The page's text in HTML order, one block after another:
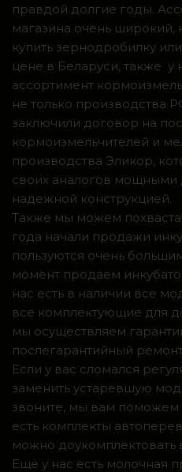
правдой долгие годы.
магазина очень
купить зернодробилку
цене в Беларуси, также у
ассортимент
не только производства
заключили договор на
кормоизмельчителей и
производства Эликор,
своих аналогов мощными
надежной конструкцией.
Также мы можем
года начали продажи
пользуются очень
момент продаем
нас есть в наличии все
все комплектующие для
мы осуществляем
послегарантийный
Если у вас сломался
заменить устаревшую
звоните, мы вам поможем
есть комплекты
можно доукомплектовать
Ещё у нас есть молочная